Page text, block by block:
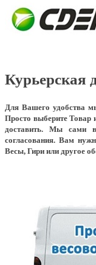
Курьерская
Для Вашего удобства
Просто выберите Товар
доставить. Мы сами
согласования. Вам
Весы, Гири или другое